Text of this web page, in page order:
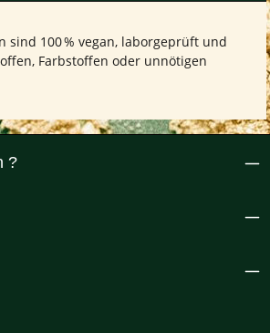
sind 100 % vegan, laborgeprüft und
Farbstoffen oder unnötigen
?